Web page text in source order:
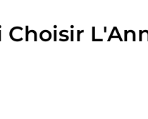
Choisir